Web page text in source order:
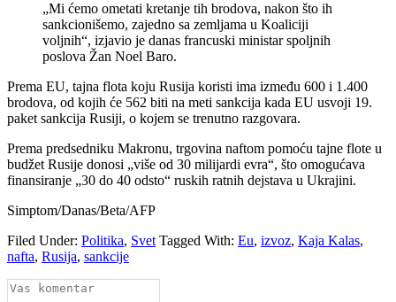
„Mi ćemo ometati kretanje tih brodova, nakon što ih
sankcionišemo, zajedno sa zemljama u Koaliciji
voljnih“, izjavio je danas francuski ministar spoljnih
poslova Žan Noel Baro.
Prema EU, tajna flota koju Rusija koristi ima između 600 i 1.400
brodova, od kojih će 562 biti na meti sankcija kada EU usvoji 19.
paket sankcija Rusiji, o kojem se trenutno razgovara.
Prema predsedniku Makronu, trgovina naftom pomoću tajne flote u
budžet Rusije donosi „više od 30 milijardi evra“, što omogućava
finansiranje „30 do 40 odsto“ ruskih ratnih dejstava u Ukrajini.
Simptom/Danas/Beta/AFP
Filed Under: Politika, Svet Tagged With: Eu, izvoz, Kaja Kalas,
nafta, Rusija, sankcije